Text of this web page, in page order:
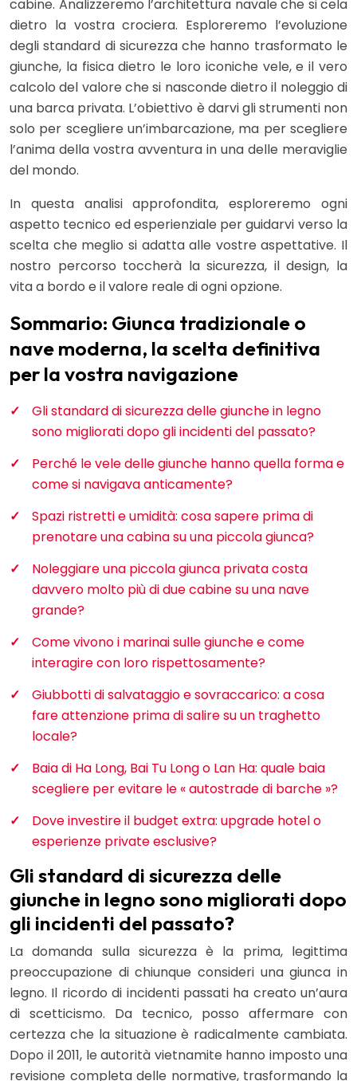
cabine. Analizzeremo l’architettura navale che si cela
dietro la vostra crociera. Esploreremo l’evoluzione
degli standard di sicurezza che hanno trasformato le
giunche, la fisica dietro le loro iconiche vele, e il vero
calcolo del valore che si nasconde dietro il noleggio di
una barca privata. L’obiettivo è darvi gli strumenti non
solo per scegliere un’imbarcazione, ma per scegliere
l’anima della vostra avventura in una delle meraviglie
del mondo.
In questa analisi approfondita, esploreremo ogni
aspetto tecnico ed esperienziale per guidarvi verso la
scelta che meglio si adatta alle vostre aspettative. Il
nostro percorso toccherà la sicurezza, il design, la
vita a bordo e il valore reale di ogni opzione.
Sommario: Giunca tradizionale o
nave moderna, la scelta definitiva
per la vostra navigazione
Gli standard di sicurezza delle giunche in legno
sono migliorati dopo gli incidenti del passato?
Perché le vele delle giunche hanno quella forma e
come si navigava anticamente?
Spazi ristretti e umidità: cosa sapere prima di
prenotare una cabina su una piccola giunca?
Noleggiare una piccola giunca privata costa
davvero molto più di due cabine su una nave
grande?
Come vivono i marinai sulle giunche e come
interagire con loro rispettosamente?
Giubbotti di salvataggio e sovraccarico: a cosa
fare attenzione prima di salire su un traghetto
locale?
Baia di Ha Long, Bai Tu Long o Lan Ha: quale baia
scegliere per evitare le « autostrade di barche »?
Dove investire il budget extra: upgrade hotel o
esperienze private esclusive?
Gli standard di sicurezza delle
giunche in legno sono migliorati dopo
gli incidenti del passato?
La domanda sulla sicurezza è la prima, legittima
preoccupazione di chiunque consideri una giunca in
legno. Il ricordo di incidenti passati ha creato un’aura
di scetticismo. Da tecnico, posso affermare con
certezza che la situazione è radicalmente cambiata.
Dopo il 2011, le autorità vietnamite hanno imposto una
revisione completa delle normative, trasformando la